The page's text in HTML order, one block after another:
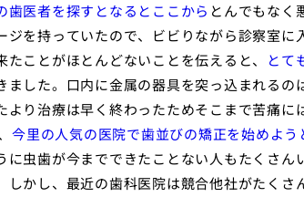
歯医者を探すとなるとここから とんでもなく
を持っていたので、ビビりながら診察室に
ことがほとんどないことを伝えると、
とて
ました。口内に金属の器具を突っ込まれるの
り治療は早く終わったためそこまで苦痛に
今里の人気の医院で歯並びの矯正を始めよう
虫歯が今までできたことない人もたくさん
かし、最近の歯科医院は競合他社がたくさ